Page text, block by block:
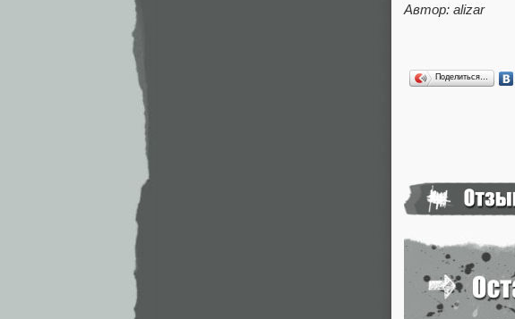
Автор: alizar
Поделиться…